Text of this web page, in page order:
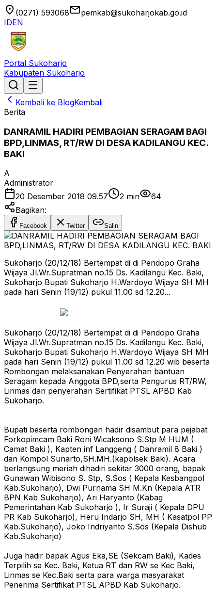
location_on (0271) 593068emailpemkab@sukoharjokab.go.id
IDEN
Portal Sukoharjo
Kabupaten Sukoharjo
Kembali ke BlogKembali
Berita
DANRAMIL HADIRI PEMBAGIAN SERAGAM BAGI
BPD,LINMAS, RT/RW DI DESA KADILANGU KEC.
BAKI
A
Administrator
20 Desember 2018 09.57
2 min
64
Bagikan:
Facebook Twitter Salin
Sukoharjo (20/12/18) Bertempat di di Pendopo Graha
Wijaya Jl.Wr.Supratman no.15 Ds. Kadilangu Kec. Baki,
Sukoharjo Bupati Sukoharjo H.Wardoyo Wijaya SH MH
pada hari Senin (19/12) pukul 11.00 sd 12.20...
Sukoharjo (20/12/18) Bertempat di di Pendopo Graha
Wijaya Jl.Wr.Supratman no.15 Ds. Kadilangu Kec. Baki,
Sukoharjo Bupati Sukoharjo H.Wardoyo Wijaya SH MH
pada hari Senin (19/12) pukul 11.00 sd 12.20 wib beserta
Rombongan melaksanakan Penyerahan bantuan
Seragam kepada Anggota BPD,serta Pengurus RT/RW,
Linmas dan penyerahan Sertifikat PTSL APBD Kab
Sukoharjo.
Bupati beserta rombongan hadir disambut para pejabat
Forkopimcam Baki Roni Wicaksono S.Stp M HUM (
Camat Baki ), Kapten inf Langgeng ( Danramil 8 Baki )
dan Kompol Sunarto,SH.MH.(kapolsek Baki). Acara
berlangsung meriah dihadiri sekitar 3000 orang, bapak
Gunawan Wibisono S. Stp, S.Sos ( Kepala Kesbangpol
Kab.Sukoharjo), Dwi Purnama SH M.Kn (Kepala ATR
BPN Kab Sukoharjo), Ari Haryanto (Kabag
Pemerintahan Kab Sukoharjo ), Ir Suraji ( Kepala DPU
PR Kab Sukoharjo), Heru Indarjo SH, MH ( Kasatpol PP
Kab.Sukoharjo), Joko Indriyanto S.Sos (Kepala Dishub
Kab.Sukoharjo)
Juga hadir bapak Agus Eka,SE (Sekcam Baki), Kades
Terpilih se Kec. Baki, Ketua RT dan RW se Kec Baki,
Linmas se Kec.Baki serta para warga masyarakat
Penerima Sertifikat PTSL APBD Kab Sukoharjo.